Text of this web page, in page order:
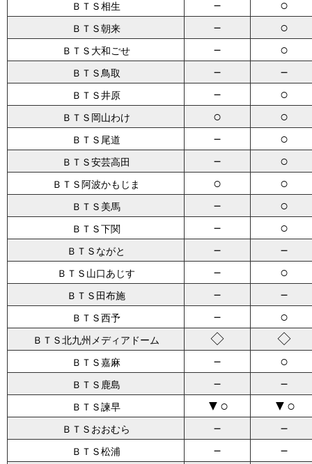
ＢＴＳ相生 － ○
ＢＴＳ朝来 － ○
ＢＴＳ大和ごせ － ○
ＢＴＳ鳥取 － －
ＢＴＳ井原 － ○
ＢＴＳ岡山わけ ○ ○
ＢＴＳ尾道 － ○
ＢＴＳ安芸高田 － ○
ＢＴＳ阿波かもじま ○ ○
ＢＴＳ美馬 － ○
ＢＴＳ下関 － ○
ＢＴＳながと － －
ＢＴＳ山口あじす － ○
ＢＴＳ田布施 － －
ＢＴＳ西予 － ○
ＢＴＳ北九州メディアドーム ◇ ◇
ＢＴＳ嘉麻 － ○
ＢＴＳ鹿島 － －
ＢＴＳ諫早 ▼○ ▼○
ＢＴＳおおむら － －
ＢＴＳ松浦 － －